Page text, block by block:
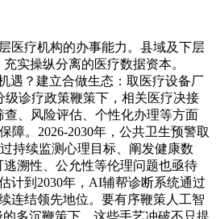
医疗机构的办事能力。县域及下层
实操纵分离的医疗数据资本。
遇？建立合做生态：取医疗设备厂
诊疗政策鞭策下，相关医疗决接
、风险评估、个性化办理等方面
。2026-2030年，公共卫生预警取
持续监测心理目标、阐发健康数
溯性、公允性等伦理问题也亟待
计到2030年，AI辅帮诊断系统通过
连结领先地位。要有序鞭策人工智
多沉鞭策下，这些手艺冲破不只提